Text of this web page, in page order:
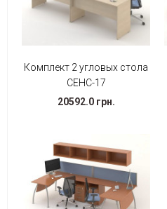
Комплект 2 угловых стола
СЕНС-17
20592.0 грн.